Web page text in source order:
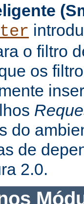
o filtro
os
do
de
2.0.